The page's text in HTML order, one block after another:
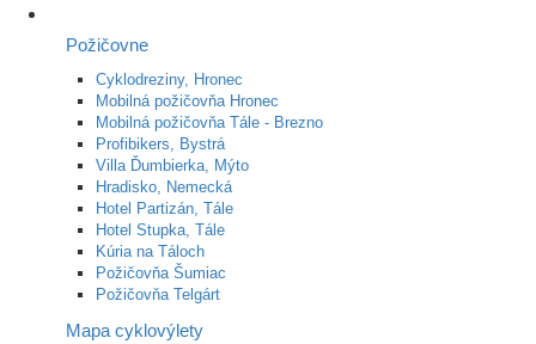
Požičovne
Cyklodreziny, Hronec
Mobilná požičovňa Hronec
Mobilná požičovňa Tále - Brezno
Profibikers, Bystrá
Villa Ďumbierka, Mýto
Hradisko, Nemecká
Hotel Partizán, Tále
Hotel Stupka, Tále
Kúria na Táloch
Požičovňa Šumiac
Požičovňa Telgárt
Mapa cyklovýlety